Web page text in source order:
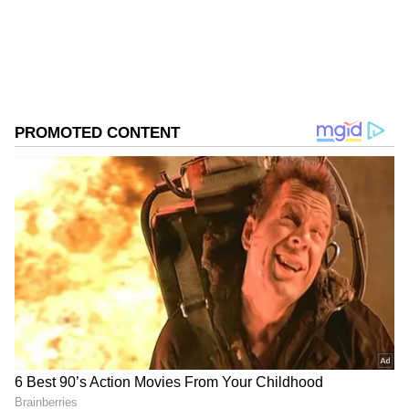
DOWNLOAD APP